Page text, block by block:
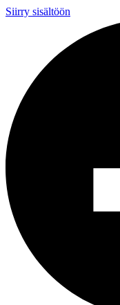
Siirry sisältöön